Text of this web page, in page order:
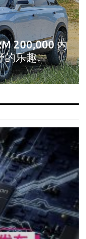
200,000 内
的乐趣。